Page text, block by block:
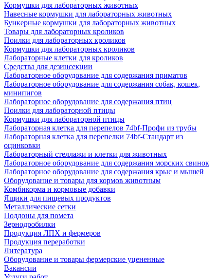
Кормушки для лабораторных животных
Навесные кормушки для лабораторных животных
Бункерные кормушки для лабораторных животных
Товары для лабораторных кроликов
Поилки для лабораторных кроликов
Кормушки для лабораторных кроликов
Лабораторные клетки для кроликов
Средства для дезинсекции
Лабораторное оборудование для содержания приматов
Лабораторное оборудование для содержания собак, кошек,
минипигов
Лабораторное оборудование для содержания птиц
Поилки для лабораторной птицы
Кормушки для лабораторной птицы
Лабораторная клетка для перепелов 74bf-Профи из трубы
Лабораторная клетка для перепелки 74bf-Стандарт из
оцинковки
Лабораторный стеллажи и клетки для животных
Лабораторное оборудование для содержания морских свинок
Лабораторное оборудование для содержания крыс и мышей
Оборудование и товары для кормов животным
Комбикорма и кормовые добавки
Ящики для пищевых продуктов
Металлические сетки
Поддоны для помета
Зернодробилки
Продукция ЛПХ и фермеров
Продукция переработки
Литература
Оборудование и товары фермерские уцененные
Вакансии